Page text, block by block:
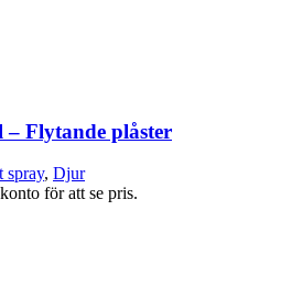
– Flytande plåster
spray, Djur
för att se pris.